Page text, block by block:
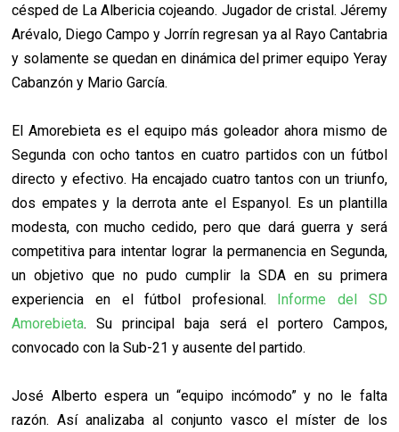
césped de La Albericia cojeando. Jugador de cristal. Jéremy
Arévalo, Diego Campo y Jorrín regresan ya al Rayo Cantabria
y solamente se quedan en dinámica del primer equipo Yeray
Cabanzón y Mario García.
El Amorebieta es el equipo más goleador ahora mismo de
Segunda con ocho tantos en cuatro partidos con un fútbol
directo y efectivo. Ha encajado cuatro tantos con un triunfo,
dos empates y la derrota ante el Espanyol. Es un plantilla
modesta, con mucho cedido, pero que dará guerra y será
competitiva para intentar lograr la permanencia en Segunda,
un objetivo que no pudo cumplir la SDA en su primera
experiencia en el fútbol profesional.
Informe del SD
Amorebieta. Su principal baja será el portero Campos,
convocado con la Sub-21 y ausente del partido.
José Alberto espera un “equipo incómodo” y no le falta
razón. Así analizaba al conjunto vasco el míster de los